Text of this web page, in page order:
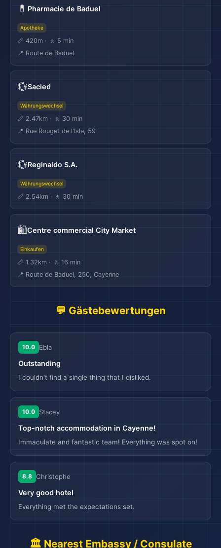
🏨
💊 Pharmacie de Baduel
Apotheke
📏 420m · 🚶 5 min
📍 Route de Baduel
💱Sacied
Währungswechsel
📏 2.47km · 🚶 30 min
📍 Rue Rouget de l'Isle, 59
💱Reginaldo S.A.
Währungswechsel
📏 2.54km · 🚶 30 min
🛍️Centre commercial City Market
Einkaufen
📏 1.32km · 🚶 16 min
📍 Route de Baduel, 250, Cayenne
💬 Gästebewertungen
10.0 Ebla
Outstanding
I couldn't find a single thing that I disliked.
10.0 Stacey
Top-notch accommodation in Cayenne!
Immaculate and fantastic team! Everything was spot on!
8.8 Christophe
Very good hotel
Everything met the expectations set.
🏛️ Nearest Embassy / Consulate